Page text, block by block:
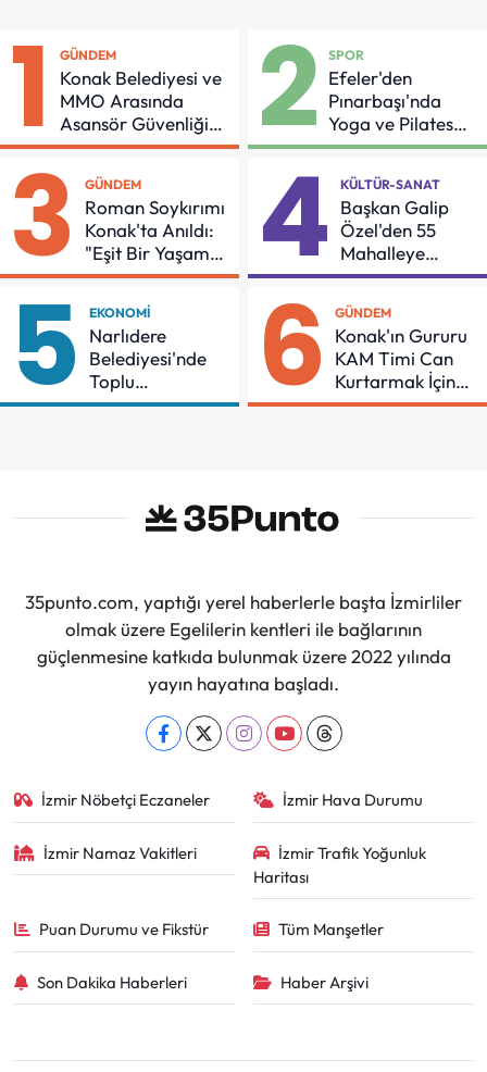
1 GÜNDEM
Konak Belediyesi ve
MMO Arasında
Asansör Güvenliği
İçin Önemli Protokol
2 SPOR
Efeler'den
Pınarbaşı'nda
Yoga ve Pilates
Buluşması
3 GÜNDEM
Roman Soykırımı
Konak'ta Anıldı:
"Eşit Bir Yaşam
İçin Mücadeleyi
4 KÜLTÜR-SANAT
Başkan Galip
Özel'den 55
Mahalleye
Çocuk Şenliği
5 EKONOMI
Narlıdere
Belediyesi'nde
Toplu
Sözleşmeye
6 GÜNDEM
Konak'ın Gururu
KAM Timi Can
Kurtarmak İçin
Demir Aldı
35punto.com, yaptığı yerel haberlerle başta İzmirliler
olmak üzere Egelilerin kentleri ile bağlarının
güçlenmesine katkıda bulunmak üzere 2022 yılında
yayın hayatına başladı.
İzmir Nöbetçi Eczaneler İzmir Hava Durumu
İzmir Namaz Vakitleri
İzmir Trafik Yoğunluk
Haritası
Puan Durumu ve Fikstür Tüm Manşetler
Son Dakika Haberleri Haber Arşivi